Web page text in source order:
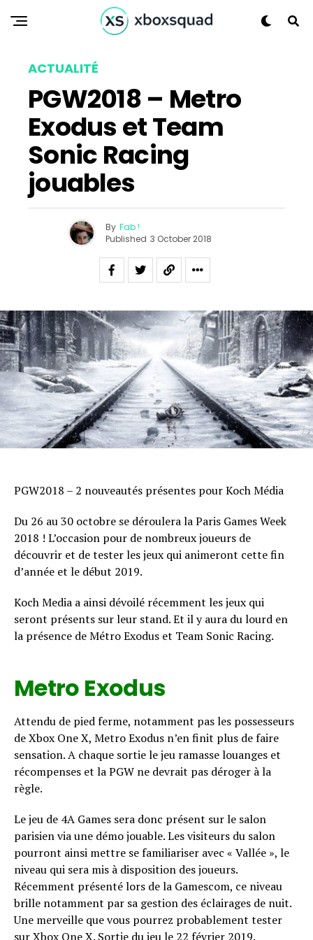
ACTUALITÉ
PGW2018 – Metro
Exodus et Team
Sonic Racing
jouables
By Fab !
Published 3 October 2018
PGW2018 – 2 nouveautés présentes pour Koch Média
Du 26 au 30 octobre se déroulera la Paris Games Week
2018 ! L’occasion pour de nombreux joueurs de
découvrir et de tester les jeux qui animeront cette fin
d’année et le début 2019.
Koch Media a ainsi dévoilé récemment les jeux qui
seront présents sur leur stand. Et il y aura du lourd en
la présence de Métro Exodus et Team Sonic Racing.
Metro Exodus
Attendu de pied ferme, notamment pas les possesseurs
de Xbox One X, Metro Exodus n’en finit plus de faire
sensation. A chaque sortie le jeu ramasse louanges et
récompenses et la PGW ne devrait pas déroger à la
règle.
Le jeu de 4A Games sera donc présent sur le salon
parisien via une démo jouable. Les visiteurs du salon
pourront ainsi mettre se familiariser avec « Vallée », le
niveau qui sera mis à disposition des joueurs.
Récemment présenté lors de la Gamescom, ce niveau
brille notamment par sa gestion des éclairages de nuit.
Une merveille que vous pourrez probablement tester
sur Xbox One X. Sortie du jeu le 22 février 2019.
Flipboard